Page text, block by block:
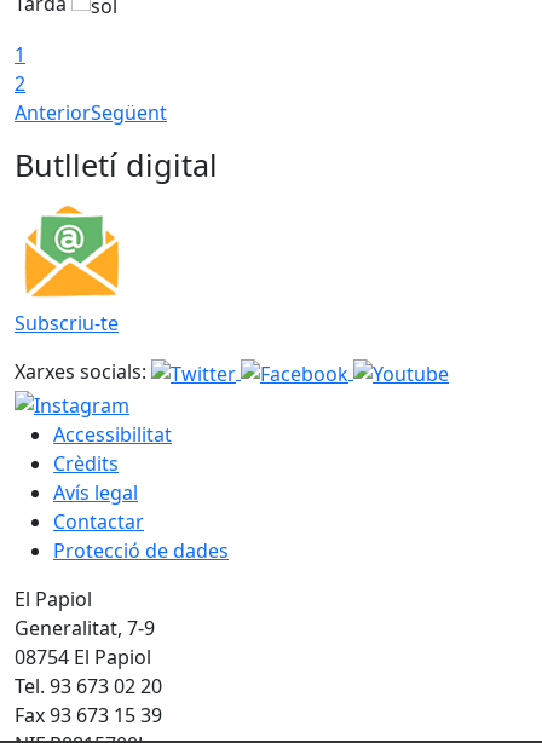
1
2
AnteriorSegüent
Butlletí digital
Subscriu-te
Xarxes socials:
Accessibilitat
Crèdits
Avís legal
Contactar
Protecció de dades
El Papiol
Generalitat, 7-9
08754 El Papiol
Tel. 93 673 02 20
Fax 93 673 15 39